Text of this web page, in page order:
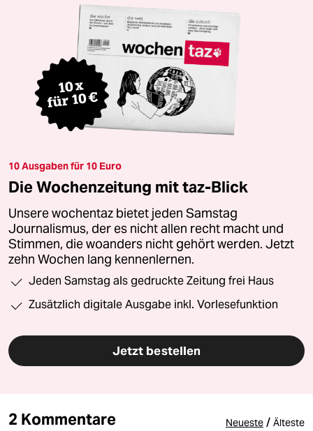
10 Ausgaben für 10 Euro
Die Wochenzeitung mit taz-Blick
Unsere wochentaz bietet jeden Samstag
Journalismus, der es nicht allen recht macht und
Stimmen, die woanders nicht gehört werden. Jetzt
zehn Wochen lang kennenlernen.
Jeden Samstag als gedruckte Zeitung frei Haus
Zusätzlich digitale Ausgabe inkl. Vorlesefunktion
Jetzt bestellen
2 Kommentare Neueste / Älteste